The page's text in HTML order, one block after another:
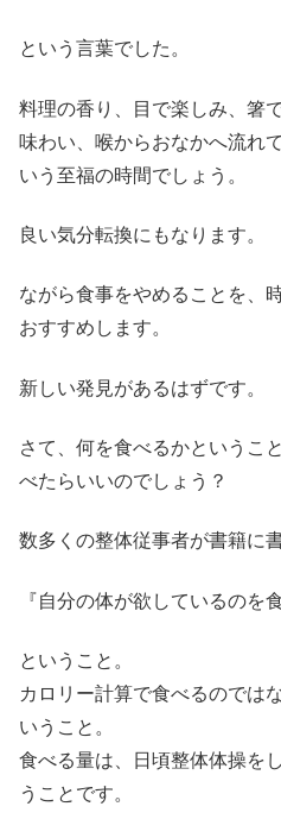
という言葉でした。
料理の香り、目で楽しみ、箸
味わい、喉からおなかへ流れ
いう至福の時間でしょう。
良い気分転換にもなります。
ながら食事をやめることを、
おすすめします。
新しい発見があるはずです。
さて、何を食べるかというこ
べたらいいのでしょう？
数多くの整体従事者が書籍に
『自分の体が欲しているのを
ということ。
カロリー計算で食べるのでは
いうこと。
食べる量は、日頃整体体操を
うことです。